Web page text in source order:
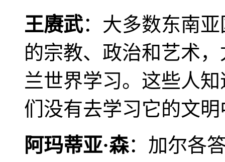
王赓武：大多数东南
的宗教、政治和艺术
兰世界学习。这些人
们没有去学习它的文
阿玛蒂亚·森：加尔各